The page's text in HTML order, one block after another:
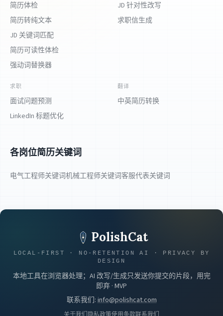
简历体检
简历转纯文本
JD 关键词匹配
简历可读性体检
强动词替换器
JD 针对性改写
求职信生成
求职
面试问题预测
LinkedIn 标题优化
翻译
中英简历转换
各岗位简历关键词
电气工程师关键词机械工程师关键词客服代表关键词
PolishCat
LOCAL-FIRST · NO-RETENTION AI · PRIVACY BY
DESIGN
本地工具在浏览器处理；AI 改写/生成只发送你提交的片段，用完
即弃 · MVP
联系我们: info@polishcat.com